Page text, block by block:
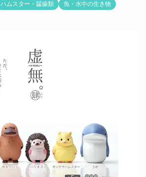
ハムスター・齧歯類
魚・水中の生き物